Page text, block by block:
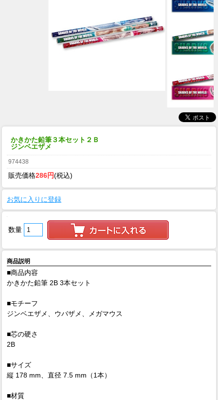
かきかた鉛筆３本セット２Ｂ
ジンベエザメ
974438
販売価格286円(税込)
お気に入りに登録
数量
商品説明
■商品内容
かきかた鉛筆 2B 3本セット
■モチーフ
ジンベエザメ、ウバザメ、メガマウス
■芯の硬さ
2B
■サイズ
縦 178 mm、直径 7.5 mm（1本）
■材質